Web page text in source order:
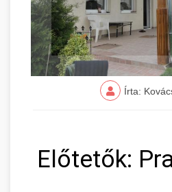
Írta:
Előtetők: